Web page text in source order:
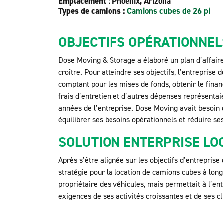
Types de camions :Camions cubes de 26 pi
OBJECTIFS
Dose Moving & Storage a élaboré un plan
croître. Pour atteindre ses objectifs, l’entreprise
comptant pour les mises de fonds, obtenir le
frais d’entretien et d’autres dépenses
années de l’entreprise. Dose Moving avait
équilibrer ses besoins opérationnels et réduire
SOLUTION ENTERPRISE
Après s’être alignée sur les objectifs
stratégie pour la location de camions cubes à
propriétaire des véhicules, mais permettait à
exigences de ses activités croissantes et de ses